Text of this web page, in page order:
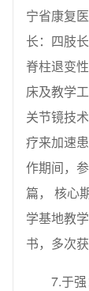
宁省康复
长：四肢
脊柱退变
床及教学
关节镜技
疗来加速
作期间，
篇， 核心
学基地教
书，多次
7.于